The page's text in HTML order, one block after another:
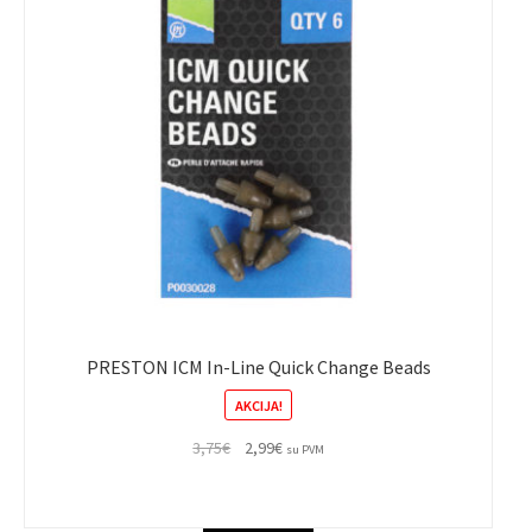
PRESTON ICM In-Line Quick Change Beads
AKCIJA!
3,75€
Original
3,75€.
2,99€Current
2,99€.
su PVM